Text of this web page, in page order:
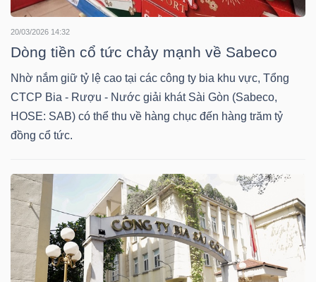
20/03/2026 14:32
Dòng tiền cổ tức chảy mạnh về Sabeco
Nhờ nắm giữ tỷ lệ cao tại các công ty bia khu vực, Tổng
CTCP Bia - Rượu - Nước giải khát Sài Gòn (Sabeco,
HOSE: SAB) có thể thu về hàng chục đến hàng trăm tỷ
đồng cổ tức.
DỊCH
VỤ
TRUYỀN
THÔNG
TIỆN
ÍCH